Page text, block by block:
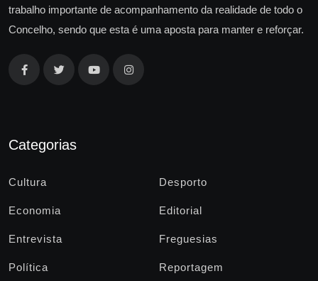
trabalho importante de acompanhamento da realidade de todo o
Concelho, sendo que esta é uma aposta para manter e reforçar.
Categorias
Cultura Desporto
Economia Editorial
Entrevista Freguesias
Política Reportagem